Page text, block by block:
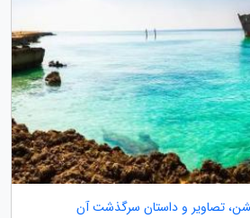
تصاویر و داستان سرگذشت آن